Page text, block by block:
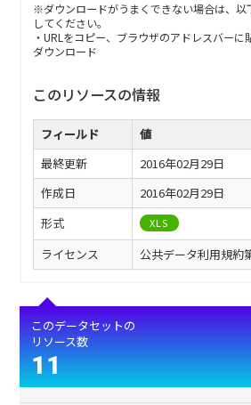
※ダウンロードがうまくできない場合は、以
してください。
・URLをコピー、ブラウザのアドレスバーに
ダウンロード
このリソースの情報
フィールド
値
最終更新
2016年02月29日
作成日
2016年02月29日
形式
XLS
ライセンス 公共データ利用規約
このデータセットの
リソース数
11